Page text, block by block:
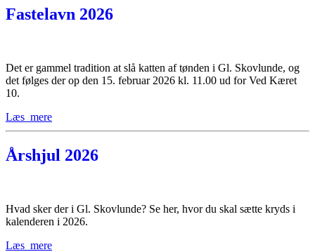
Fastelavn 2026
Det er gammel tradition at slå katten af tønden i Gl. Skovlunde, og
det følges der op den 15. februar 2026 kl. 11.00 ud for Ved Kæret
10.
Læs_mere
Årshjul 2026
Hvad sker der i Gl. Skovlunde? Se her, hvor du skal sætte kryds i
kalenderen i 2026.
Læs_mere